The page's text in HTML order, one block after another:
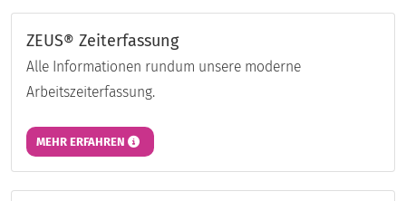
ZEUS® Zeiterfassung
Alle Informationen rundum unsere moderne
Arbeitszeiterfassung.
MEHR ERFAHREN